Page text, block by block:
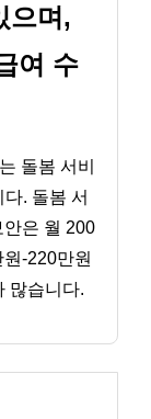
으며,
여 수
돌봄 서비
. 돌봄 서
은 월 200
-220만원
많습니다.